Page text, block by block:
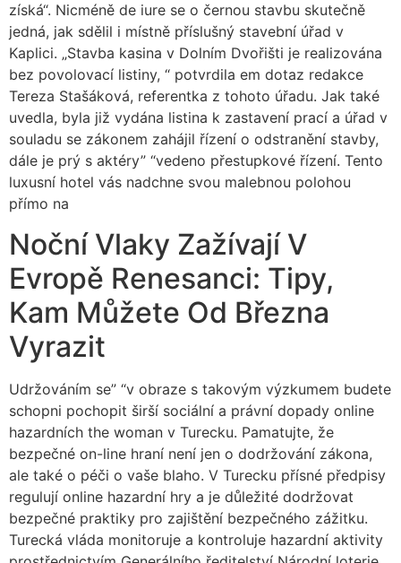
získá“. Nicméně de iure se o černou stavbu skutečně
jedná, jak sdělil i místně příslušný stavební úřad v
Kaplici. „Stavba kasina v Dolním Dvořišti je realizována
bez povolovací listiny, “ potvrdila em dotaz redakce
Tereza Stašáková, referentka z tohoto úřadu. Jak také
uvedla, byla již vydána listina k zastavení prací a úřad v
souladu se zákonem zahájil řízení o odstranění stavby,
dále je prý s aktéry” “vedeno přestupkové řízení. Tento
luxusní hotel vás nadchne svou malebnou polohou
přímo na
Noční Vlaky Zažívají V
Evropě Renesanci: Tipy,
Kam Můžete Od Března
Vyrazit
Udržováním se” “v obraze s takovým výzkumem budete
schopni pochopit širší sociální a právní dopady online
hazardních the woman v Turecku. Pamatujte, že
bezpečné on-line hraní není jen o dodržování zákona,
ale také o péči o vaše blaho. V Turecku přísné předpisy
regulují online hazardní hry a je důležité dodržovat
bezpečné praktiky pro zajištění bezpečného zážitku.
Turecká vláda monitoruje a kontroluje hazardní aktivity